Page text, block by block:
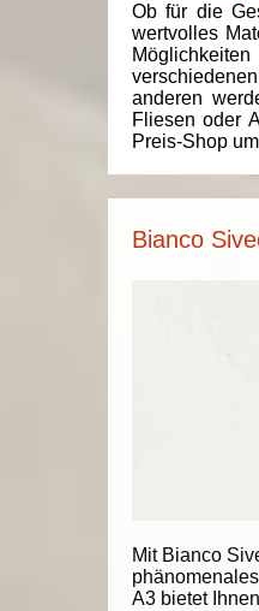
Ob für die
wertvolles
anderen
Fliesen oder
Preis-Shop
Bianco
Mit Bianco
A3 bietet